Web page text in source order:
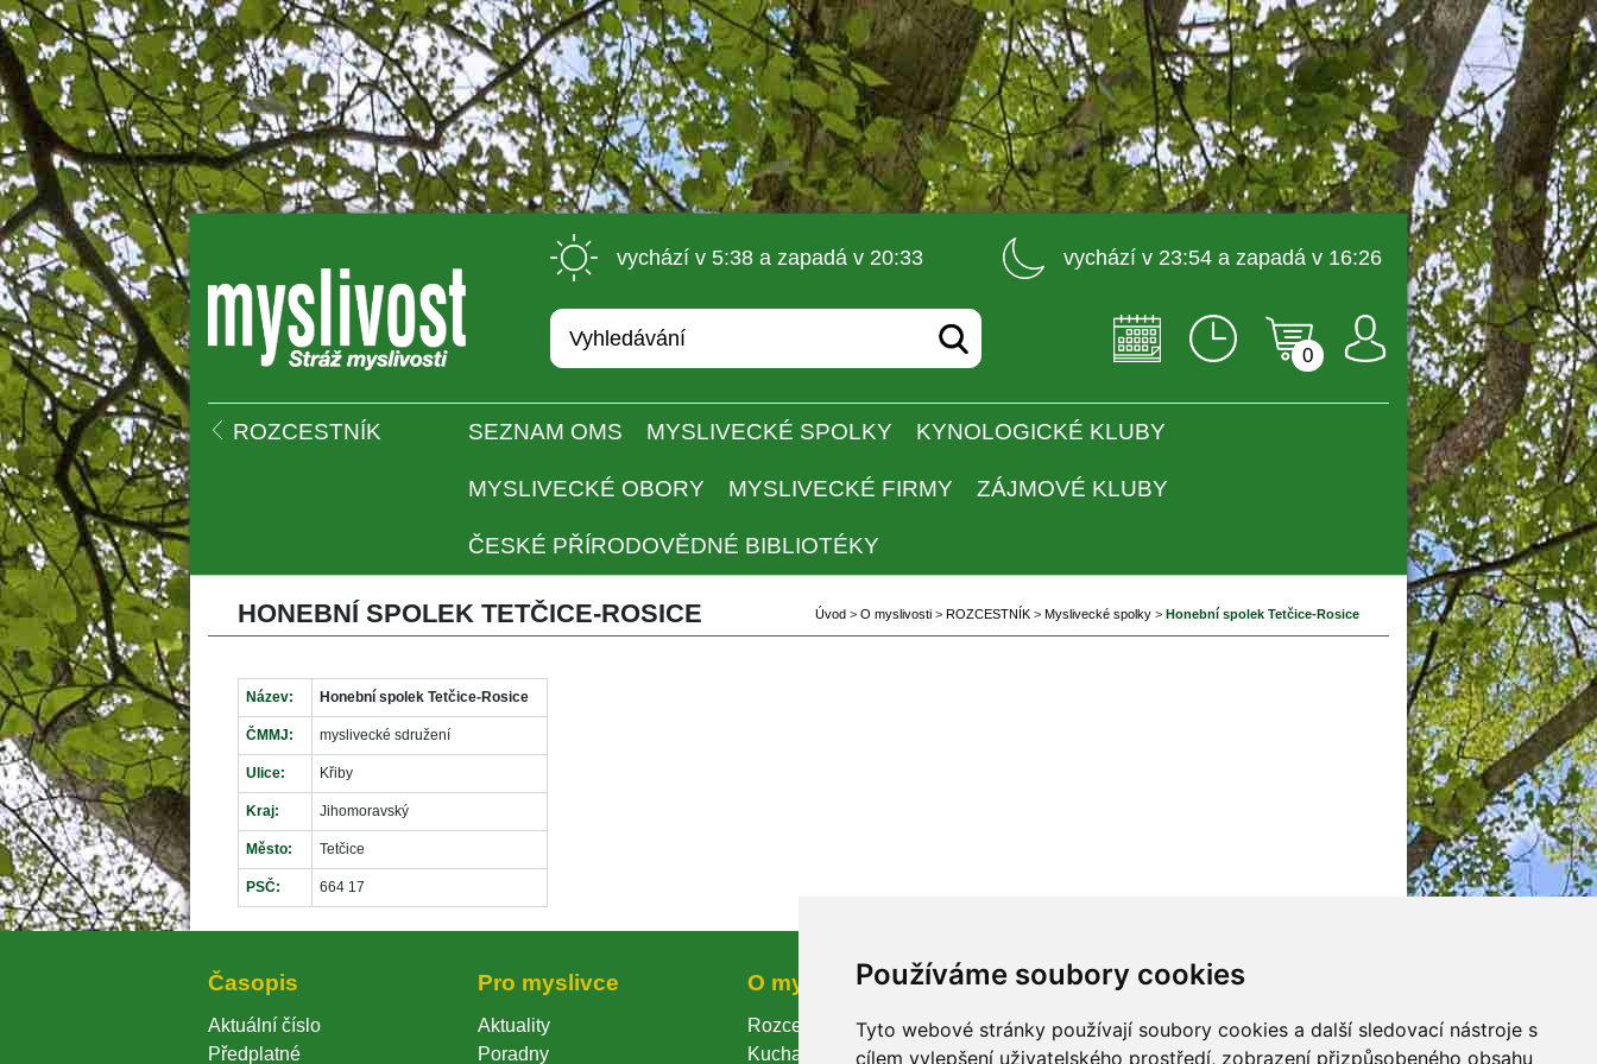
Používáme soubory cookie
Tyto webové stránky používají soubory cookies a další sledovací nástroje s
cílem vylepšení uživatelského prostředí, zobrazení přizpůsobeného obsahu
vychází v 5:38 a zapadá v 20:33 vychází v 23:54 a zapadá v 16:26
0
ROZCESTNÍK SEZNAM OMS MYSLIVECKÉ SPOLKY KYNOLOGICKÉ KLUBY
MYSLIVECKÉ OBORY MYSLIVECKÉ FIRMY ZÁJMOVÉ KLUBY
ČESKÉ PŘÍRODOVĚDNÉ BIBLIOTÉKY
HONEBNÍ SPOLEK TETČICE-ROSICE Úvod > O myslivosti > ROZCESTNÍK > Myslivecké spolky > Honební spolek Tetčice-Rosice
Název: Honební spolek Tetčice-Rosice
ČMMJ: myslivecké sdružení
Ulice: Křiby
Kraj: Jihomoravský
Město: Tetčice
PSČ: 664 17
Časopi
Aktuální číslo
Předplatné
Pro myslivce
Aktuality
Poradny
O myslivosti
Rozcestník
Kuchařka
Prodejna
Produkty
Kontakty
Mladí myslivci
malý Adept myslivosti